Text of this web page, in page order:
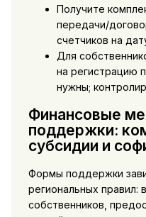
Получите
передачи/
счетчиков на
Для
на регистрацию
нужны;
Финансовые
поддержки:
субсидии и
Формы поддержки
региональных правил:
собственников,